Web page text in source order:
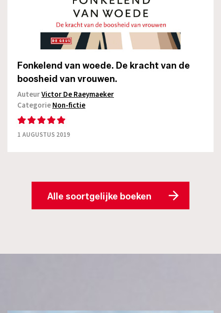
Fonkelend van woede. De kracht van de
boosheid van vrouwen.
AuteurVictor De Raeymaeker
CategorieNon-fictie
1 AUGUSTUS 2019
Alle soortgelijke boeken